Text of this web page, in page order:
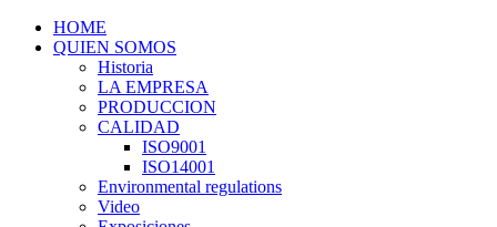
HOME
QUIEN SOMOS
Historia
LA EMPRESA
PRODUCCION
CALIDAD
ISO9001
ISO14001
Environmental regulations
Video